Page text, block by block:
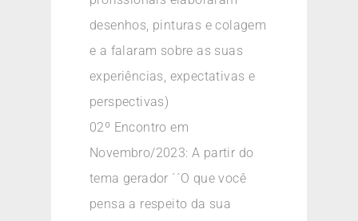
desenhos, pinturas e colagem
e a falaram sobre as suas
experiências, expectativas e
perspectivas)
02º Encontro em
Novembro/2023: A partir do
tema gerador ´´O que você
pensa a respeito da sua